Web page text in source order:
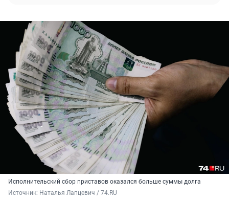
Исполнительский сбор приставов оказался больше суммы долга
Источник: Наталья Лапцевич / 74.RU